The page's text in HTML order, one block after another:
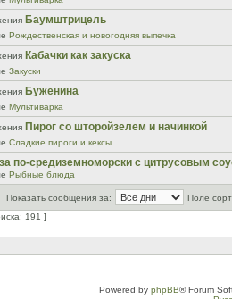
Баумштрицель
Рождественская и новогодняя выпечка
Кабачки как закуска
Закуски
Буженина
Мультиварка
Пирог со шторойзелем и начинкой
Сладкие пироги и кексы
по-средиземноморски с цитрусовым
Рыбные блюда
Показать сообщения за:
Поле
191 ]
Powered by phpBB® Forum